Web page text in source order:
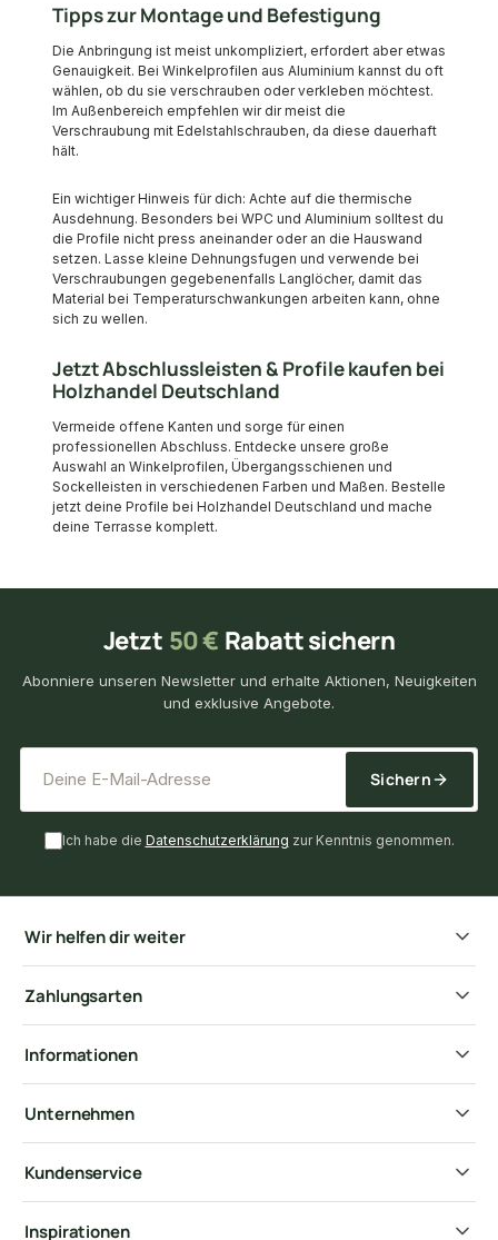
Tipps zur Montage und Befestigung
Die Anbringung ist meist unkompliziert, erfordert aber etwas
Genauigkeit. Bei Winkelprofilen aus Aluminium kannst du oft
wählen, ob du sie verschrauben oder verkleben möchtest.
Im Außenbereich empfehlen wir dir meist die
Verschraubung mit Edelstahlschrauben, da diese dauerhaft
hält.
Ein wichtiger Hinweis für dich: Achte auf die thermische
Ausdehnung. Besonders bei WPC und Aluminium solltest du
die Profile nicht press aneinander oder an die Hauswand
setzen. Lasse kleine Dehnungsfugen und verwende bei
Verschraubungen gegebenenfalls Langlöcher, damit das
Material bei Temperaturschwankungen arbeiten kann, ohne
sich zu wellen.
Jetzt Abschlussleisten & Profile kaufen bei
Holzhandel Deutschland
Vermeide offene Kanten und sorge für einen
professionellen Abschluss. Entdecke unsere große
Auswahl an Winkelprofilen, Übergangsschienen und
Sockelleisten in verschiedenen Farben und Maßen. Bestelle
jetzt deine Profile bei Holzhandel Deutschland und mache
deine Terrasse komplett.
Jetzt 50 € Rabatt sichern
Abonniere unseren Newsletter und erhalte Aktionen, Neuigkeiten
und exklusive Angebote.
Sichern
Ich habe die Datenschutzerklärung zur Kenntnis genommen.
Wir helfen dir weiter
Zahlungsarten
Informationen
Unternehmen
Kundenservice
Inspirationen